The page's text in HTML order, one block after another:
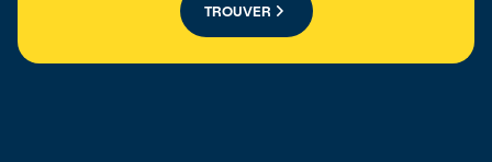
TROUVER